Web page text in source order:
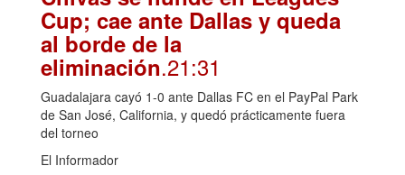
Cup; cae ante Dallas y queda
al borde de la
eliminación.21:31
Guadalajara cayó 1-0 ante Dallas FC en el PayPal Park
de San José, California, y quedó prácticamente fuera
del torneo
El Informador